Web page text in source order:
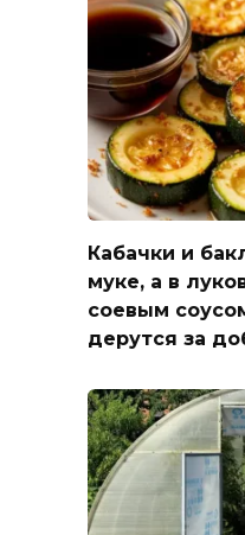
Кабачки и
муке, а в
соевым
дерутся за